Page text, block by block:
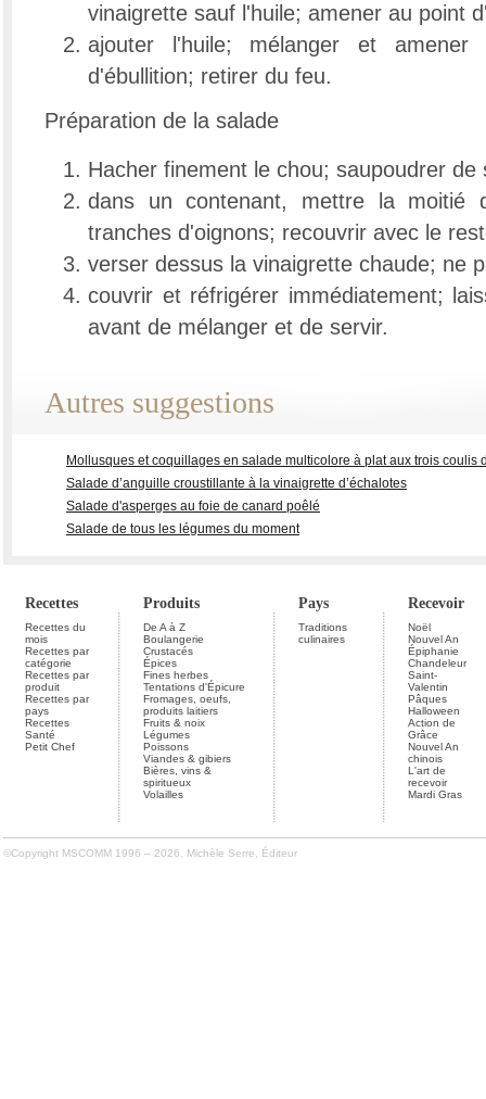
vinaigrette sauf l'huile; amener au point
ajouter l'huile; mélanger et
d'ébullition; retirer du feu.
Préparation de la salade
Hacher finement le chou; saupoudrer de
dans un contenant, mettre la moitié
tranches d'oignons; recouvrir avec le
verser dessus la vinaigrette chaude; ne
couvrir et réfrigérer immédiatement;
avant de mélanger et de servir.
Autres suggestions
Mollusques et coquillages en salade multicolore à plat aux trois coulis
Salade d’anguille croustillante à la vinaigrette d’échalotes
Salade d'asperges au foie de canard poêlé
Salade de tous les légumes du moment
Recettes Produits Pays Recevoir
Recettes du
mois
Recettes par
catégorie
Recettes par
produit
Recettes par
pays
Recettes
Santé
Petit Chef
De A à Z
Boulangerie
Crustacés
Épices
Fines herbes
Tentations d'Épicure
Fromages, oeufs,
produits laitiers
Fruits & noix
Légumes
Poissons
Viandes & gibiers
Bières, vins &
spiritueux
Volailles
Traditions
culinaires
Noël
Nouvel An
Épiphanie
Chandeleur
Saint-
Valentin
Pâques
Halloween
Action de
Grâce
Nouvel An
chinois
L'art de
recevoir
Mardi Gras
©Copyright MSCOMM 1996 – 2026. Michèle Serre, Éditeur